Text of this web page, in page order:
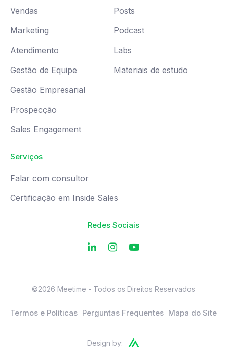
Vendas
Marketing
Atendimento
Gestão de Equipe
Gestão Empresarial
Prospecção
Sales Engagement
Posts
Podcast
Labs
Materiais de estudo
Serviços
Falar com consultor
Certificação em Inside Sales
Redes Sociais
©2026 Meetime - Todos os Direitos Reservados
Termos e Políticas Perguntas Frequentes Mapa do Site
Design by: